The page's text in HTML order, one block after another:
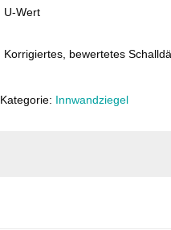
U-Wert
Korrigiertes, bewertetes
Kategorie: Innwandziegel